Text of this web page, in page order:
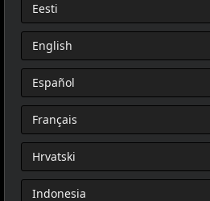
Eesti
English
Español
Français
Hrvatski
Indonesia